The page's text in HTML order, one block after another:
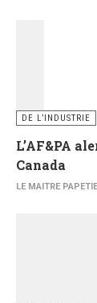
DE L’INDUSTRIE
L’AF&PA
Canada
LE MAITRE